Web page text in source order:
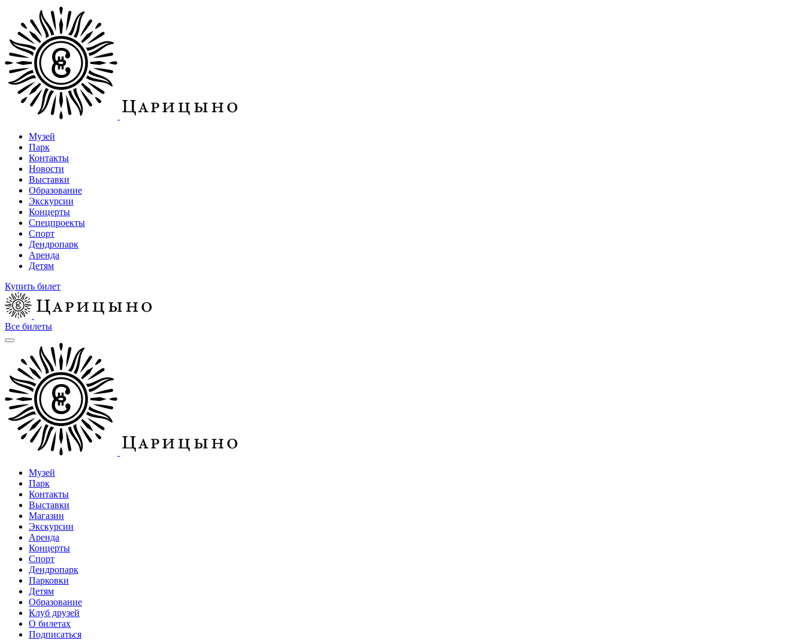
Музей
Парк
Контакты
Новости
Выставки
Образование
Экскурсии
Концерты
Спецпроекты
Спорт
Дендропарк
Аренда
Детям
Купить билет
Все билеты
Музей
Парк
Контакты
Выставки
Магазин
Экскурсии
Аренда
Концерты
Спорт
Дендропарк
Парковки
Детям
Образование
Клуб друзей
О билетах
Подписаться